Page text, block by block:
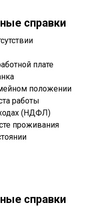
справки
плате
положении
работы
(НДФЛ)
проживания
справки